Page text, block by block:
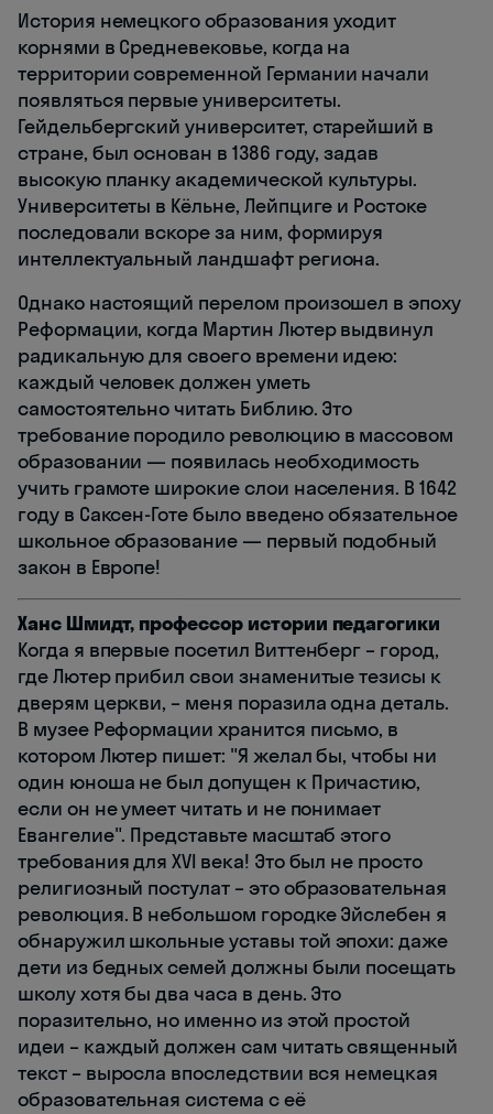
История немецкого образования уходит
корнями в Средневековье, когда на
территории современной Германии начали
появляться первые университеты.
Гейдельбергский университет, старейший в
стране, был основан в 1386 году, задав
высокую планку академической культуры.
Университеты в Кёльне, Лейпциге и Ростоке
последовали вскоре за ним, формируя
интеллектуальный ландшафт региона.
Однако настоящий перелом произошел в эпоху
Реформации, когда Мартин Лютер выдвинул
радикальную для своего времени идею:
каждый человек должен уметь
самостоятельно читать Библию. Это
требование породило революцию в массовом
образовании — появилась необходимость
учить грамоте широкие слои населения. В 1642
году в Саксен-Готе было введено обязательное
школьное образование — первый подобный
закон в Европе!
Ханс Шмидт, профессор истории педагогики
Когда я впервые посетил Виттенберг – город,
где Лютер прибил свои знаменитые тезисы к
дверям церкви, – меня поразила одна деталь.
В музее Реформации хранится письмо, в
котором Лютер пишет: "Я желал бы, чтобы ни
один юноша не был допущен к Причастию,
если он не умеет читать и не понимает
Евангелие". Представьте масштаб этого
требования для XVI века! Это был не просто
религиозный постулат – это образовательная
революция. В небольшом городке Эйслебен я
обнаружил школьные уставы той эпохи: даже
дети из бедных семей должны были посещать
школу хотя бы два часа в день. Это
поразительно, но именно из этой простой
идеи – каждый должен сам читать священный
текст – выросла впоследствии вся немецкая
образовательная система с её